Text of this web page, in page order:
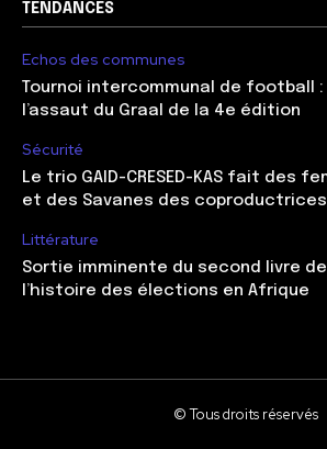
TENDANCES
Echos des communes
Tournoi intercommunal de football :
l’assaut du Graal de la 4e édition
Sécurité
Le trio GAID-CRESED-KAS fait des
et des Savanes des
Littérature
Sortie imminente du second livre
l’histoire des élections en Afrique
© Tous droits réservés